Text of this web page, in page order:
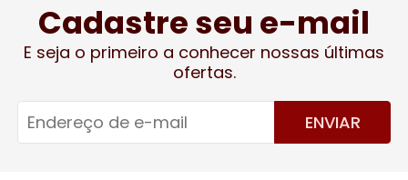
Cadastre seu e-mail
E seja o primeiro a conhecer nossas últimas
ofertas.
ENVIAR